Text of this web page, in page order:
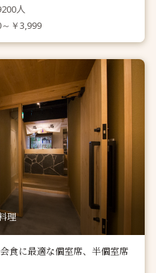
人
～￥3,999
理
食に最適な個室席、半個室席